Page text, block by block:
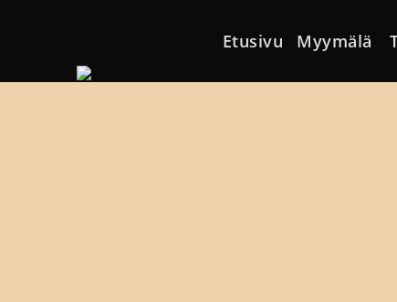
Etusivu Myymälä